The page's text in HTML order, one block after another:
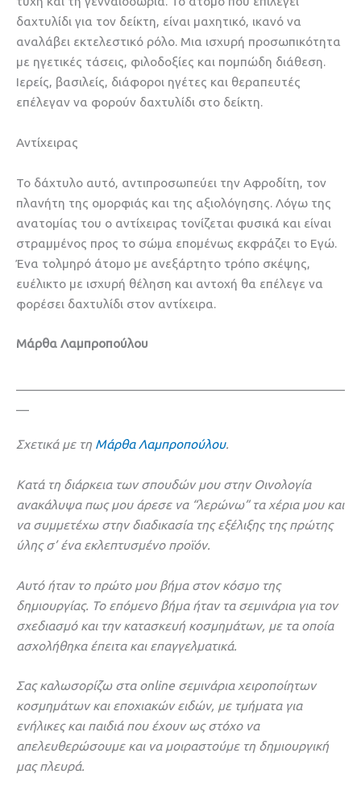
δαχτυλίδι για τον δείκτη, είναι μαχητικό, ικανό να
αναλάβει εκτελεστικό ρόλο. Μια ισχυρή προσωπικότητα
με ηγετικές τάσεις, φιλοδοξίες και πομπώδη διάθεση.
Ιερείς, βασιλείς, διάφοροι ηγέτες και θεραπευτές
επέλεγαν να φορούν δαχτυλίδι στο δείκτη.
Αντίχειρας
Το δάχτυλο αυτό, αντιπροσωπεύει την Αφροδίτη, τον
πλανήτη της ομορφιάς και της αξιολόγησης. Λόγω της
ανατομίας του ο αντίχειρας τονίζεται φυσικά και είναι
στραμμένος προς το σώμα επομένως εκφράζει το Εγώ.
Ένα τολμηρό άτομο με ανεξάρτητο τρόπο σκέψης,
ευέλικτο με ισχυρή θέληση και αντοχή θα επέλεγε να
φορέσει δαχτυλίδι στον αντίχειρα.
Μάρθα Λαμπροπούλου
Σχετικά με τη Μάρθα Λαμπροπούλου.
Κατά τη διάρκεια των σπουδών μου στην Οινολογία
ανακάλυψα πως μου άρεσε να “λερώνω” τα χέρια μου και
να συμμετέχω στην διαδικασία της εξέλιξης της πρώτης
ύλης σ’ ένα εκλεπτυσμένο προϊόν.
Αυτό ήταν το πρώτο μου βήμα στον κόσμο της
δημιουργίας. Το επόμενο βήμα ήταν τα σεμινάρια για τον
σχεδιασμό και την κατασκευή κοσμημάτων, με τα οποία
ασχολήθηκα έπειτα και επαγγελματικά.
Σας καλωσορίζω στα online σεμινάρια χειροποίητων
κοσμημάτων και εποχιακών ειδών, με τμήματα για
ενήλικες και παιδιά που έχουν ως στόχο να
απελευθερώσουμε και να μοιραστούμε τη δημιουργική
μας πλευρά.